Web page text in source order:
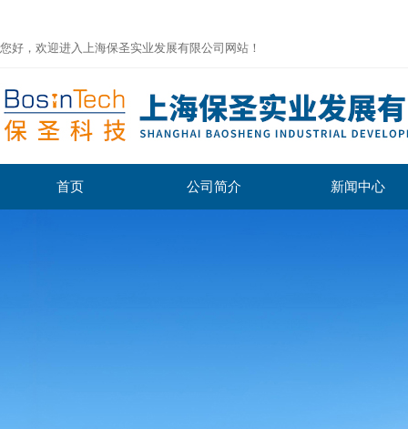
您好，欢迎进入上海保圣实业发展有限公司网站！
首页 公司简介 新闻中心